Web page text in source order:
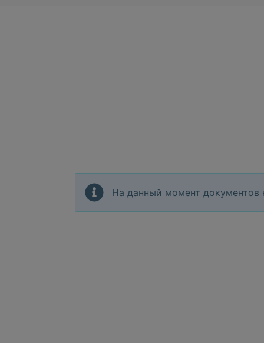
На данный момент документов